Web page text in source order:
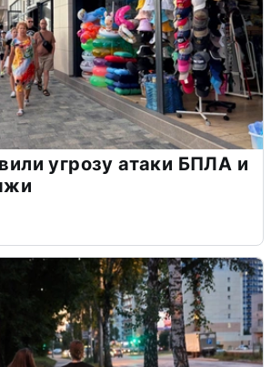
угрозу атаки БПЛА и